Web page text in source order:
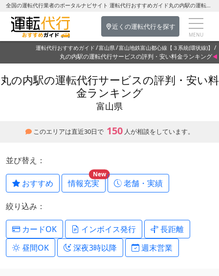
全国の運転代行業者のポータルナビサイト 運転代行おすすめガイド丸の内駅の運転代行を探す-富山県の運転代行
近くの運転代行を探す
運転代行おすすめガイド 富山県 富山地鉄富山都心線【３系統(環状線)】
丸の内駅の運転代行サービスの評判・安い料金ランキング
丸の内駅の運転代行サービスの評判・安い料
金ランキング
富山県
このエリアは直近30日で 150 人が相談をしています。
並び替え：
おすすめ 情報充実
New
老舗・実績
絞り込み：
カードOK インボイス発行
長距離
昼間OK
深夜3時以降 週末営業